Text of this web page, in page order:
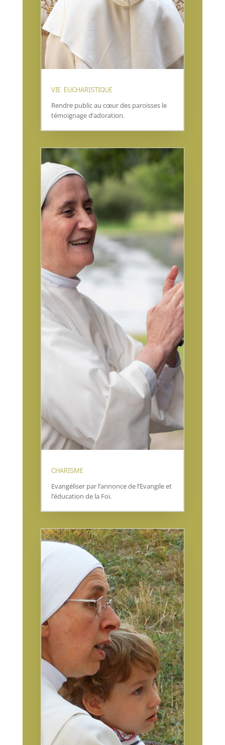
VIE EUCHARISTIQUE
Rendre public au cœur des paroisses le
témoignage d’adoration.
CHARISME
Evangéliser par l’annonce de l’Evangile et
l’éducation de la Foi.